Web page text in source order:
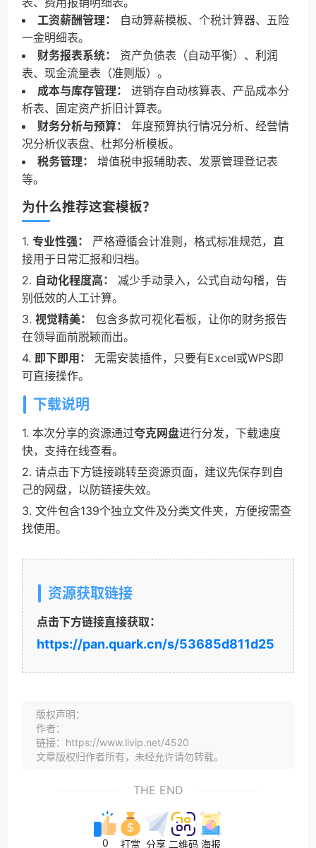
工资薪酬管理：
自动算薪模板、个税计算器、五险
一金明细表。
财务报表系统：
资产负债表（自动平衡）、利润
表、现金流量表（准则版）。
成本与库存管理：
进销存自动核算表、产品成本分
析表、固定资产折旧计算表。
财务分析与预算：
年度预算执行情况分析、经营情
况分析仪表盘、杜邦分析模板。
税务管理：
增值税申报辅助表、发票管理登记表
等。
为什么推荐这套模板？
1. 专业性强：
严格遵循会计准则，格式标准规范，直
接用于日常汇报和归档。
2. 自动化程度高：
减少手动录入，公式自动勾稽，告
别低效的人工计算。
3. 视觉精美：
包含多款可视化看板，让你的财务报告
在领导面前脱颖而出。
4. 即下即用：
无需安装插件，只要有Excel或WPS即
可直接操作。
下载说明
1. 本次分享的资源通过夸克网盘进行分发，下载速度
快，支持在线查看。
2. 请点击下方链接跳转至资源页面，建议先保存到自
己的网盘，以防链接失效。
3. 文件包含139个独立文件及分类文件夹，方便按需查
找使用。
资源获取链接
点击下方链接直接获取：
https://pan.quark.cn/s/53685d811d25
版权声明：
作者：
链接：https://www.livip.net/4520
文章版权归作者所有，未经允许请勿转载。
THE END
0 打赏 分享 二维码 海报